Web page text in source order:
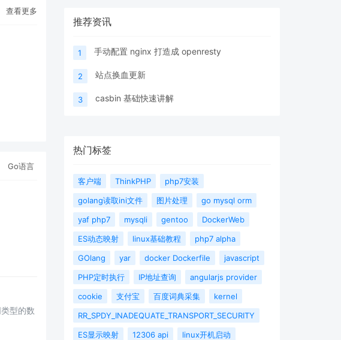
查看更多
Go语言
推荐资讯
1 手动配置 nginx 打造成 openresty
2 站点换血更新
3 casbin 基础快速讲解
热门标签
客户端 ThinkPHP
php7安装
golang读取ini文件
图片处理
go mysql orm
yaf php7
mysqli gentoo
DockerWeb
ES动态映射
linux基础教程
php7 alpha
GOlang
yar docker Dockerfile
javascript
PHP定时执行
IP地址查询
angularjs provider
cookie
支付宝 百度词典采集
kernel
RR_SPDY_INADEQUATE_TRANSPORT_SECURITY
ES显示映射
12306 api
linux开机启动